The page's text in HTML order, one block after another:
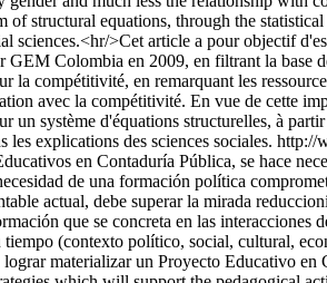
of structural equations, through the
sciences.<hr/>Cet article a pour objectif
GEM Colombia en 2009, en filtrant la
la compétitivité, en remarquant les
avec la compétitivité. En vue de cette
un système d'équations structurelles, à
les explications des sciences sociales. http://
en Contaduría Pública, se hace
de una formación política
actual, debe superar la mirada
que se concreta en las interacciones
(contexto político, social, cultural,
materializar un Proyecto Educativo